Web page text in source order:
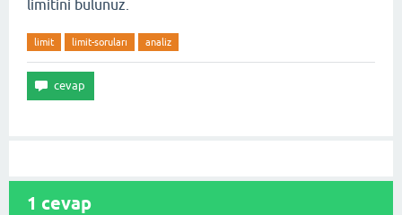
limitini bulunuz.
limit limit-soruları analiz
1 cevap